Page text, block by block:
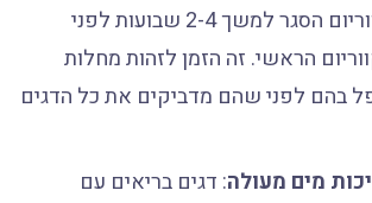
חדשים לאקווריום הסגר למשך 2-4 שבועות לפני
הראשי. זה הזמן לזהות מחלות
בהם לפני שהם מדביקים את כל הדגים
מים מעולה: דגים בריאים עם